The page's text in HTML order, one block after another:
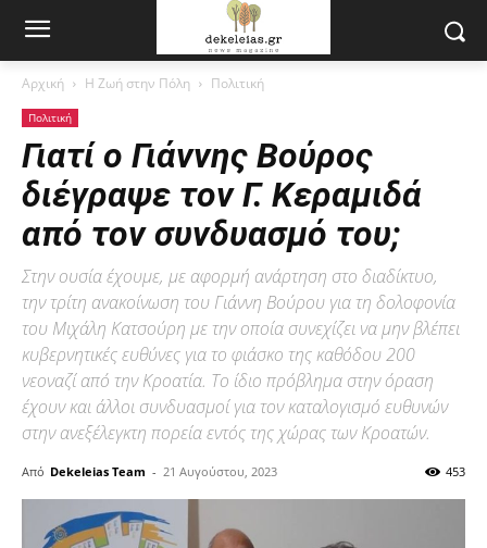
Αρχική Η Ζωή στην Πόλη Πολιτική
Πολιτική
Γιατί ο Γιάννης Βούρος
διέγραψε τον Γ. Κεραμιδά
από τον συνδυασμό του;
Στην ουσία έχουμε, με αφορμή ανάρτηση στο διαδίκτυο,
την τρίτη ανακοίνωση του Γιάννη Βούρου για τη δολοφονία
του Μιχάλη Κατσούρη με την οποία συνεχίζει να μην βλέπει
κυβερνητικές ευθύνες για το φιάσκο της καθόδου 200
νεοναζί από την Κροατία. Το ίδιο πρόβλημα στην όραση
έχουν και άλλοι συνδυασμοί για τον καταλογισμό ευθυνών
στην ανεξέλεγκτη πορεία εντός της χώρας των Κροατών.
Από Dekeleias Team - 21 Αυγούστου, 2023 453